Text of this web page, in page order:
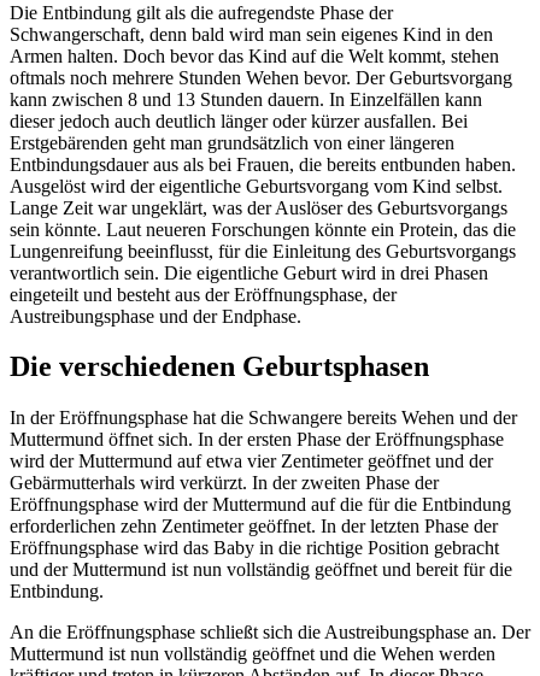
Die Entbindung gilt als die aufregendste Phase der
Schwangerschaft, denn bald wird man sein eigenes Kind in den
Armen halten. Doch bevor das Kind auf die Welt kommt, stehen
oftmals noch mehrere Stunden Wehen bevor. Der Geburtsvorgang
kann zwischen 8 und 13 Stunden dauern. In Einzelfällen kann
dieser jedoch auch deutlich länger oder kürzer ausfallen. Bei
Erstgebärenden geht man grundsätzlich von einer längeren
Entbindungsdauer aus als bei Frauen, die bereits entbunden haben.
Ausgelöst wird der eigentliche Geburtsvorgang vom Kind selbst.
Lange Zeit war ungeklärt, was der Auslöser des Geburtsvorgangs
sein könnte. Laut neueren Forschungen könnte ein Protein, das die
Lungenreifung beeinflusst, für die Einleitung des Geburtsvorgangs
verantwortlich sein. Die eigentliche Geburt wird in drei Phasen
eingeteilt und besteht aus der Eröffnungsphase, der
Austreibungsphase und der Endphase.
Die verschiedenen Geburtsphasen
In der Eröffnungsphase hat die Schwangere bereits Wehen und der
Muttermund öffnet sich. In der ersten Phase der Eröffnungsphase
wird der Muttermund auf etwa vier Zentimeter geöffnet und der
Gebärmutterhals wird verkürzt. In der zweiten Phase der
Eröffnungsphase wird der Muttermund auf die für die Entbindung
erforderlichen zehn Zentimeter geöffnet. In der letzten Phase der
Eröffnungsphase wird das Baby in die richtige Position gebracht
und der Muttermund ist nun vollständig geöffnet und bereit für die
Entbindung.
An die Eröffnungsphase schließt sich die Austreibungsphase an. Der
Muttermund ist nun vollständig geöffnet und die Wehen werden